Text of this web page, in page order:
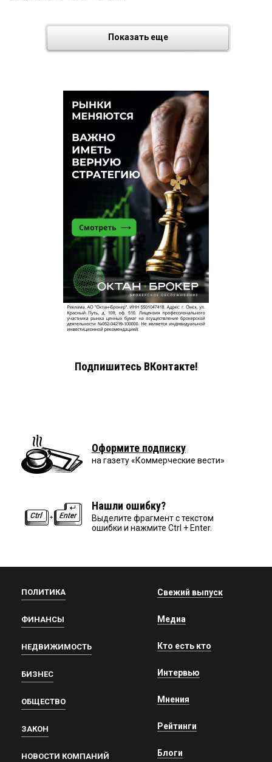
Показать еще
Подпишитесь ВКонтакте!
Оформите подписку
на газету «Коммерческие вести»
Нашли ошибку?
Выделите фрагмент с текстом
ошибки и нажмите Ctrl + Enter.
ПОЛИТИКА
ФИНАНСЫ
НЕДВИЖИМОСТЬ
БИЗНЕС
ОБЩЕСТВО
ЗАКОН
НОВОСТИ КОМПАНИЙ
Свежий выпуск
Медиа
Кто есть кто
Интервью
Мнения
Рейтинги
Блоги